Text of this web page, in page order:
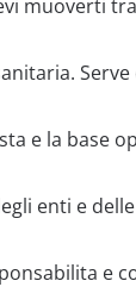
muoverti
e la base
enti e
e